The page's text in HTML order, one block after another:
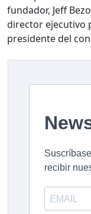
fundador, Jeff
director ejecutivo
presidente del